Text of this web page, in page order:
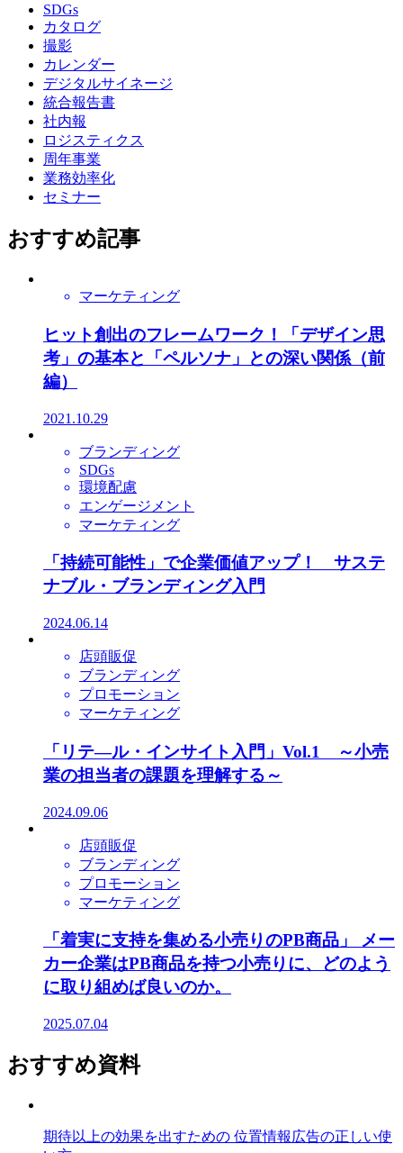
SDGs
カタログ
撮影
カレンダー
デジタルサイネージ
統合報告書
社内報
ロジスティクス
周年事業
業務効率化
セミナー
おすすめ記事
マーケティング
ヒット創出のフレームワーク！「デザイン思
考」の基本と「ペルソナ」との深い関係（前
編）
2021.10.29
ブランディング
SDGs
環境配慮
エンゲージメント
マーケティング
「持続可能性」で企業価値アップ！ サステ
ナブル・ブランディング入門
2024.06.14
店頭販促
ブランディング
プロモーション
マーケティング
「リテ―ル・インサイト入門」Vol.1 ～小売
業の担当者の課題を理解する～
2024.09.06
店頭販促
ブランディング
プロモーション
マーケティング
「着実に支持を集める小売りのPB商品」 メー
カー企業はPB商品を持つ小売りに、どのよう
に取り組めば良いのか。
2025.07.04
おすすめ資料
期待以上の効果を出すための 位置情報広告の正しい使